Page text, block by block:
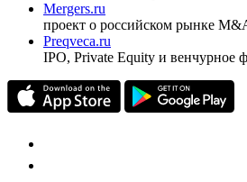
Investfunds
универсальный ресурс по
частного инвестора России
проект о российском рынке
Preqveca.ru